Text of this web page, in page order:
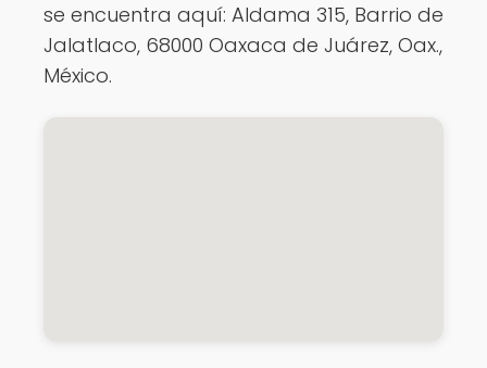
se encuentra aquí: Aldama 315, Barrio de
Jalatlaco, 68000 Oaxaca de Juárez, Oax.,
México.